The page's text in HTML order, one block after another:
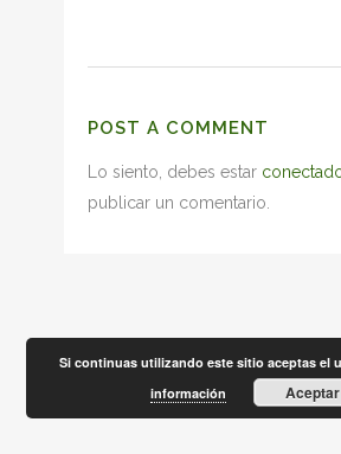
POST A COMMENT
Lo siento, debes estar
publicar un comentario.
Si continuas utilizando este sitio aceptas el
información
Aceptar